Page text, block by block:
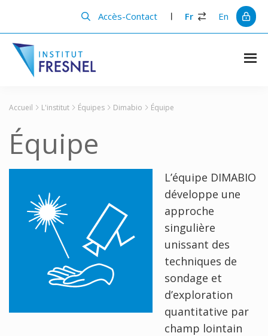
principal
barre
principale
Accès-Contact Fr En
Institut
en
Accueil L'institut Équipes Dimabio Équipe
Équipe
L’équipe DIMABIO
développe une
approche
singulière
unissant des
techniques de
sondage et
d’exploration
quantitative par
champ lointain